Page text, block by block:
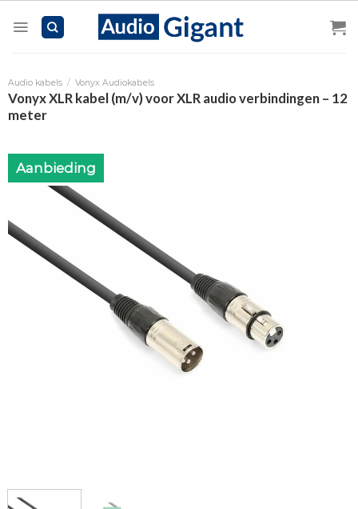
Audio kabels / Vonyx Audiokabels
Vonyx XLR kabel (m/v) voor XLR audio verbindingen – 12
meter
Aanbieding